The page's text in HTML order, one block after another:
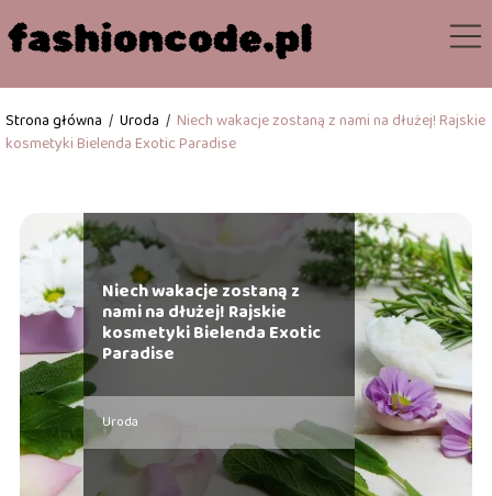
Strona główna / Uroda / Niech wakacje zostaną z nami na dłużej! Rajskie
kosmetyki Bielenda Exotic Paradise
Niech wakacje zostaną z
nami na dłużej! Rajskie
kosmetyki Bielenda Exotic
Paradise
Uroda